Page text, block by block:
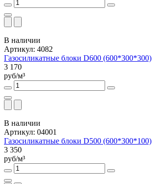
В наличии
Артикул: 4082
Газосиликатные блоки D600 (600*300*300)
3 170
руб/м³
В наличии
Артикул: 04001
Газосиликатные блоки D500 (600*300*100)
3 350
руб/м³